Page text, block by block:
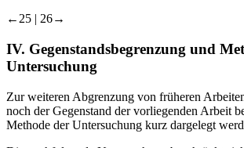
←25 | 26→
IV. Gegenstandsbegrenzung und
Untersuchung
Zur weiteren Abgrenzung von früheren
noch der Gegenstand der vorliegenden Arbeit
Methode der Untersuchung kurz dargelegt